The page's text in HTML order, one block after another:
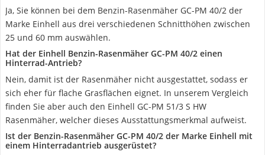
Ja, Sie können bei dem Benzin-Rasenmäher GC-PM 40/2 der
Marke Einhell aus drei verschiedenen Schnitthöhen zwischen
25 und 60 mm auswählen.
Hat der Einhell Benzin-Rasenmäher GC-PM 40/2 einen
Hinterrad-Antrieb?
Nein, damit ist der Rasenmäher nicht ausgestattet, sodass er
sich eher für flache Grasflächen eignet. In unserem Vergleich
finden Sie aber auch den Einhell GC-PM 51/3 S HW
Rasenmäher, welcher dieses Ausstattungsmerkmal aufweist.
Ist der Benzin-Rasenmäher GC-PM 40/2 der Marke Einhell mit
einem Hinterradantrieb ausgerüstet?